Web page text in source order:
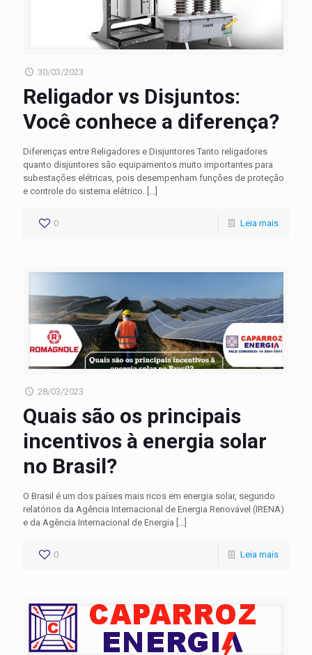
30/03/2023
Religador vs Disjuntos:
Você conhece a diferença?
Diferenças entre Religadores e Disjuntores Tanto religadores
quanto disjuntores são equipamentos muito importantes para
subestações elétricas, pois desempenham funções de proteção
e controle do sistema elétrico.
0 Leia mais
28/03/2023
Quais são os principais
incentivos à energia solar
no Brasil?
O Brasil é um dos países mais ricos em energia solar, segundo
relatórios da Agência Internacional de Energia Renovável (IRENA)
e da Agência Internacional de Energia […]
0 Leia mais